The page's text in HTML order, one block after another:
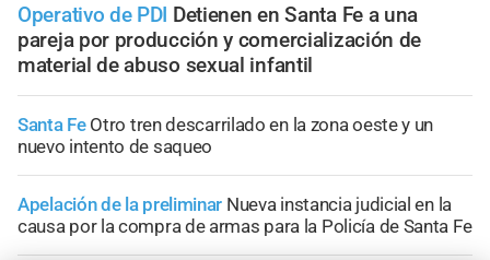
Operativo de PDI Detienen en Santa Fe a una
pareja por producción y comercialización de
material de abuso sexual infantil
Santa Fe Otro tren descarrilado en la zona oeste y un
nuevo intento de saqueo
Apelación de la preliminar Nueva instancia judicial en la
causa por la compra de armas para la Policía de Santa Fe